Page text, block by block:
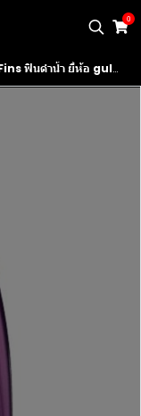
0
ยี่ห้อ gull รุ่น Mew แบบ fullfoot